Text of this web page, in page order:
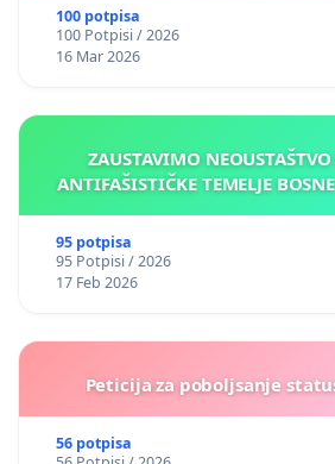
100 potpisa
100 Potpisi / 2026
16 Mar 2026
ZAUSTAVIMO
ANTIFAŠISTIČKE TEMELJE
95 potpisa
95 Potpisi / 2026
17 Feb 2026
Peticija za poboljsanje
56 potpisa